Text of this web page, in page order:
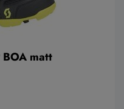
matt